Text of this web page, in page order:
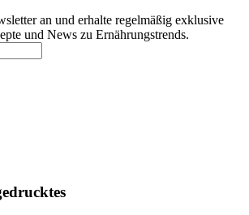
an und erhalte regelmäßig exklusive
und News zu Ernährungstrends.